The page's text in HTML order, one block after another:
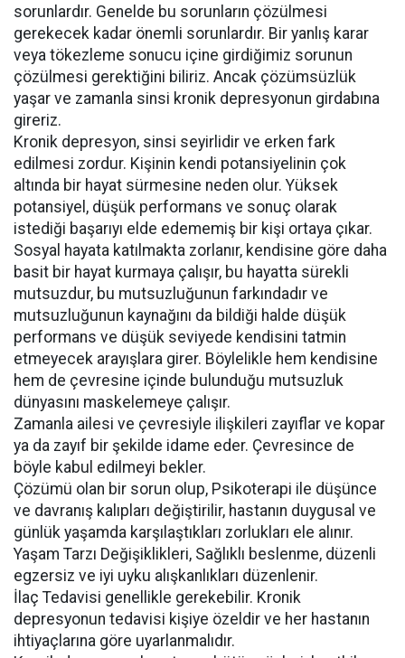
sorunlardır. Genelde bu sorunların çözülmesi
gerekecek kadar önemli sorunlardır. Bir yanlış karar
veya tökezleme sonucu içine girdiğimiz sorunun
çözülmesi gerektiğini biliriz. Ancak çözümsüzlük
yaşar ve zamanla sinsi kronik depresyonun girdabına
gireriz.
Kronik depresyon, sinsi seyirlidir ve erken fark
edilmesi zordur. Kişinin kendi potansiyelinin çok
altında bir hayat sürmesine neden olur. Yüksek
potansiyel, düşük performans ve sonuç olarak
istediği başarıyı elde edememiş bir kişi ortaya çıkar.
Sosyal hayata katılmakta zorlanır, kendisine göre daha
basit bir hayat kurmaya çalışır, bu hayatta sürekli
mutsuzdur, bu mutsuzluğunun farkındadır ve
mutsuzluğunun kaynağını da bildiği halde düşük
performans ve düşük seviyede kendisini tatmin
etmeyecek arayışlara girer. Böylelikle hem kendisine
hem de çevresine içinde bulunduğu mutsuzluk
dünyasını maskelemeye çalışır.
Zamanla ailesi ve çevresiyle ilişkileri zayıflar ve kopar
ya da zayıf bir şekilde idame eder. Çevresince de
böyle kabul edilmeyi bekler.
Çözümü olan bir sorun olup, Psikoterapi ile düşünce
ve davranış kalıpları değiştirilir, hastanın duygusal ve
günlük yaşamda karşılaştıkları zorlukları ele alınır.
Yaşam Tarzı Değişiklikleri, Sağlıklı beslenme, düzenli
egzersiz ve iyi uyku alışkanlıkları düzenlenir.
İlaç Tedavisi genellikle gerekebilir. Kronik
depresyonun tedavisi kişiye özeldir ve her hastanın
ihtiyaçlarına göre uyarlanmalıdır.